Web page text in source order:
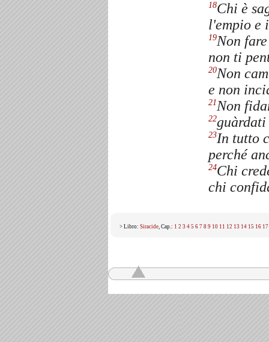
18Chi è
l'empio e
19Non
non ti
20Non
e non
21 Non
22
23In tutto
perché
24Chi
chi
> Libro: Siracide, Cap.: 1 2 3 4 5 6 7 8 9 10 11 12 13 14 15 16 17